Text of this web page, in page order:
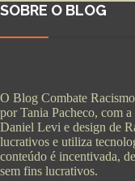
SOBRE O BLOG
O Blog Combate
por Tania Pacheco, com
Daniel Levi e design de
lucrativos e utiliza
conteúdo é incentivada,
sem fins lucrativos.